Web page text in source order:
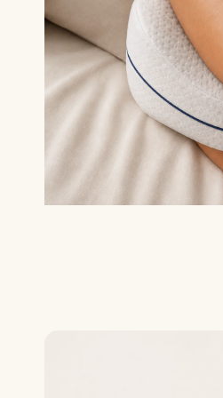
Cuscini e accessori
Topper